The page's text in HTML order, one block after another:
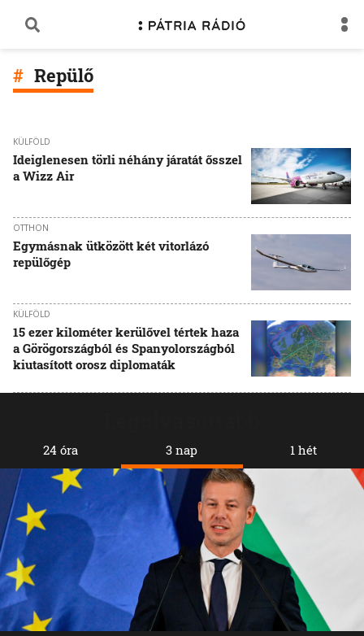
Repülő
KÜLFÖLD
Ideiglenesen törli néhány járatát ősszel
a Wizz Air
OTTHON
Egymásnak ütközött két vitorlázó
repülőgép
KÜLFÖLD
15 ezer kilométer kerülővel tértek haza
a Görögországból és Spanyolországból
kiutasított orosz diplomaták
24 óra 3 nap 1 hét